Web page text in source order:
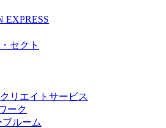
EXPRESS
セクト
リエイトサービス
ーク
ルーム